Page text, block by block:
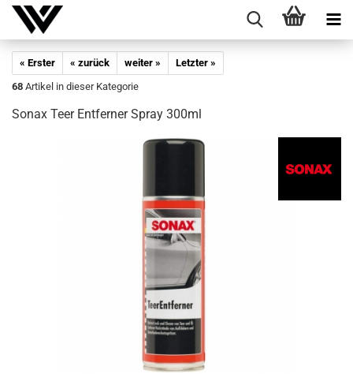
« Erster « zurück weiter »
Letzter »
68 Artikel in dieser Kategorie
Sonax Teer Ent­fer­ner Spray 300ml